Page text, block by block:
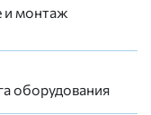
и монтаж
оборудования